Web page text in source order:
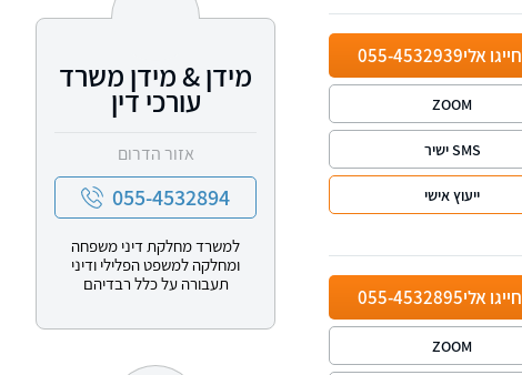
חייגו אלי055-4532939
ZOOM
SMS ישיר
ייעוץ אישי
חייגו אלי055-4532895
ZOOM
מידן & מידן משרד
עורכי דין
אזור הדרום
055-4532894
למשרד מחלקת דיני משפחה
ומחלקה למשפט הפלילי ודיני
תעבורה על כלל רבדיהם